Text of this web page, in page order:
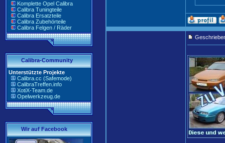
Komplette Opel Calibra
Calibra Tuningteile
Calibra Ersatzteile
Calibra Zubehörteile
Calibra Felgen / Räder
Calibra-Community
Unterstützte Projekte
Calibra.cc (Safemode)
CalibraTreffen.info
XotiX-Team.de
Opelwerkzeug.de
Wir auf Facebook